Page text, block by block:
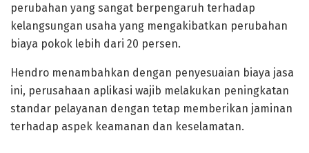
perubahan yang sangat berpengaruh terhadap
kelangsungan usaha yang mengakibatkan perubahan
biaya pokok lebih dari 20 persen.
Hendro menambahkan dengan penyesuaian biaya jasa
ini, perusahaan aplikasi wajib melakukan peningkatan
standar pelayanan dengan tetap memberikan jaminan
terhadap aspek keamanan dan keselamatan.